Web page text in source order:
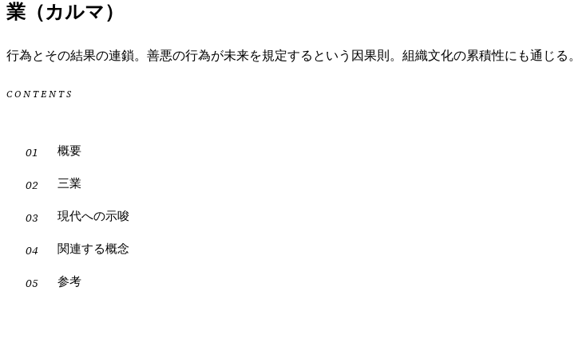
業（カルマ）
行為とその結果の連鎖。善悪の行為が未来を規定するという因果則。組織文化の累積性にも通じる。
CONTENTS
概要
三業
現代への示唆
関連する概念
参考